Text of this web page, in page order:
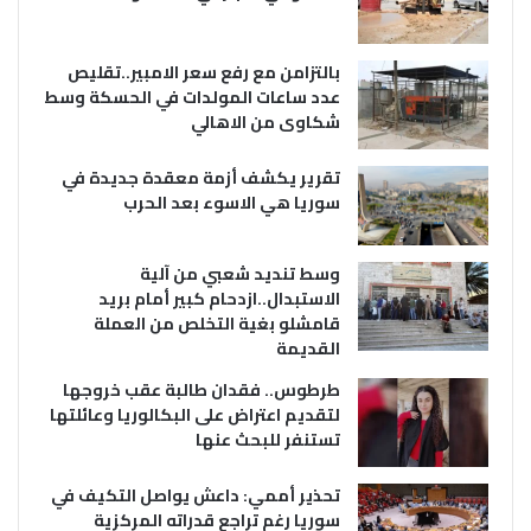
بالتزامن مع رفع سعر الامبير..تقليص
عدد ساعات المولدات في الحسكة وسط
شكاوى من الاهالي
تقرير يكشف أزمة معقدة جديدة في
سوريا هي الاسوء بعد الحرب
وسط تنديد شعبي من آلية
الاستبدال..ازدحام كبير أمام بريد
قامشلو بغية التخلص من العملة
القديمة
طرطوس.. فقدان طالبة عقب خروجها
لتقديم اعتراض على البكالوريا وعائلتها
تستنفر للبحث عنها
تحذير أممي: داعش يواصل التكيف في
سوريا رغم تراجع قدراته المركزية